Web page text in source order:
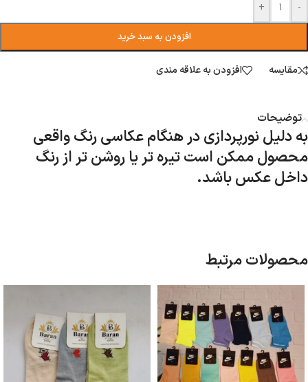
-
+
افزودن به سبد خرید
مقایسه افزودن به علاقه مندی
توضیحات
به دلیل نورپردازی در هنگام عکاسی رنگ واقعی
محصول ممکن است تیره تر یا روشن تر از رنگ
داخل عکس باشد.
محصولات مرتبط